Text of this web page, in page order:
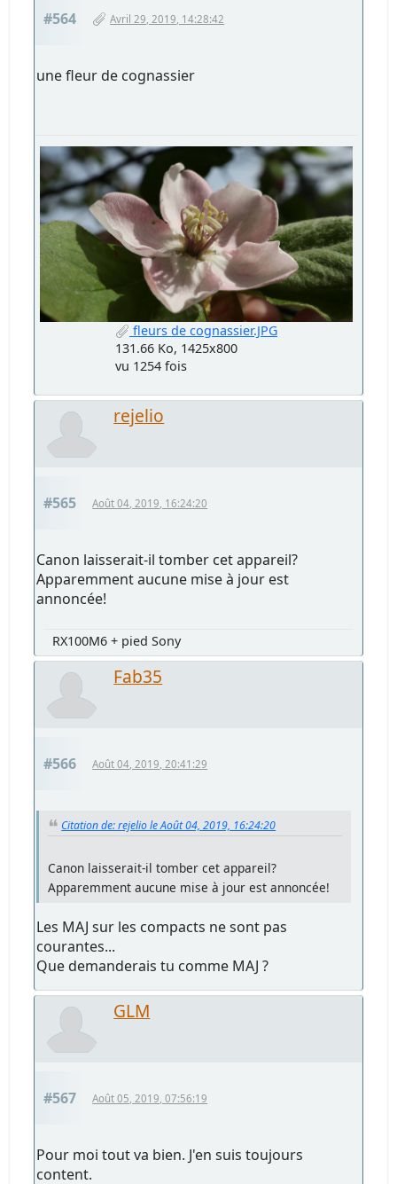
#564 Avril 29, 2019, 14:28:42
une fleur de cognassier
fleurs de cognassier.JPG
131.66 Ko, 1425x800
vu 1254 fois
rejelio
#565 Août 04, 2019, 16:24:20
Canon laisserait-il tomber cet appareil?
Apparemment aucune mise à jour est
annoncée!
RX100M6 + pied Sony
Fab35
#566 Août 04, 2019, 20:41:29
Citation de: rejelio le Août 04, 2019, 16:24:20
Canon laisserait-il tomber cet appareil?
Apparemment aucune mise à jour est annoncée!
Les MAJ sur les compacts ne sont pas
courantes...
Que demanderais tu comme MAJ ?
GLM
#567 Août 05, 2019, 07:56:19
Pour moi tout va bien. J'en suis toujours
content.